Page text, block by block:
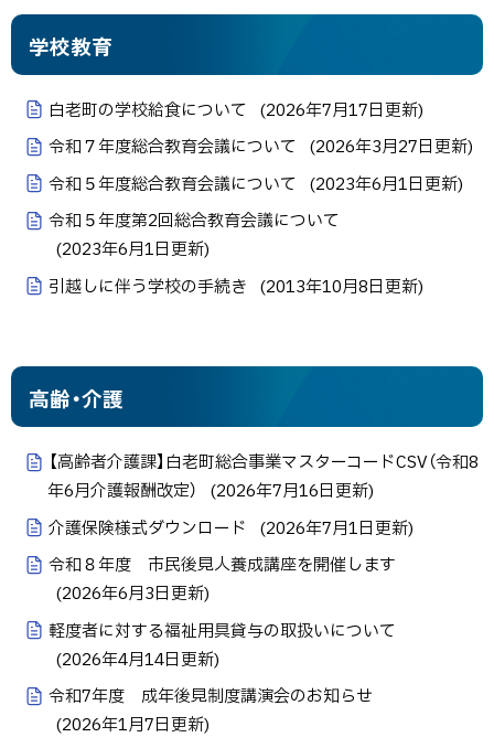
学校教育
白老町の学校給食について (2026年7月17日更新)
令和７年度総合教育会議について (2026年3月27日更新)
令和５年度総合教育会議について (2023年6月1日更新)
令和５年度第2回総合教育会議について
(2023年6月1日更新)
引越しに伴う学校の手続き (2013年10月8日更新)
高齢・介護
【高齢者介護課】白老町総合事業マスターコードCSV（令和8
年6月介護報酬改定）
(2026年7月16日更新)
介護保険様式ダウンロード
(2026年7月1日更新)
令和８年度 市民後見人養成講座を開催します
(2026年6月3日更新)
軽度者に対する福祉用具貸与の取扱いについて
(2026年4月14日更新)
令和7年度 成年後見制度講演会のお知らせ
(2026年1月7日更新)